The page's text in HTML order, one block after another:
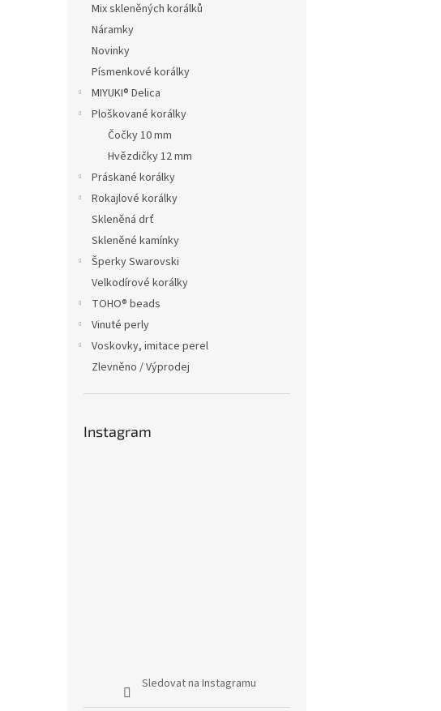
Mix skleněných korálků
Náramky
Novinky
Písmenkové korálky
MIYUKI® Delica
Ploškované korálky
Čočky 10 mm
Hvězdičky 12 mm
Práskané korálky
Rokajlové korálky
Skleněná drť
Skleněné kamínky
Šperky Swarovski
Velkodírové korálky
TOHO® beads
Vinuté perly
Voskovky, imitace perel
Zlevněno / Výprodej
Instagram
Sledovat na Instagramu